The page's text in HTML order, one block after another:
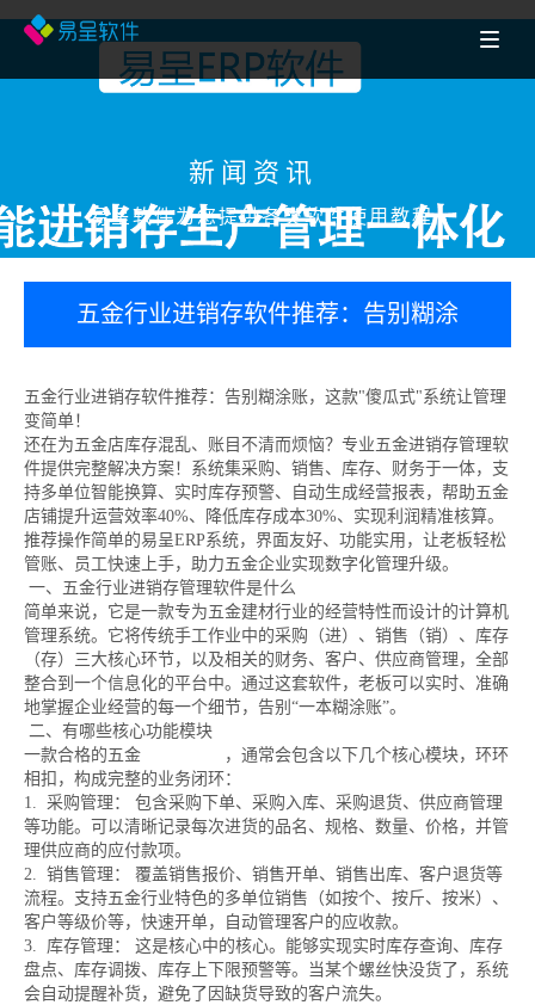
新闻资讯
易呈软件为您提供各类软件使用教程
五金行业进销存软件推荐：告别糊涂
五金行业进销存软件推荐：告别糊涂账，这款"傻瓜式"系统让管理
变简单！
还在为五金店库存混乱、账目不清而烦恼？专业五金进销存管理软
件提供完整解决方案！系统集采购、销售、库存、财务于一体，支
持多单位智能换算、实时库存预警、自动生成经营报表，帮助五金
店铺提升运营效率40%、降低库存成本30%、实现利润精准核算。
推荐操作简单的易呈ERP系统，界面友好、功能实用，让老板轻松
管账、员工快速上手，助力五金企业实现数字化管理升级。
一、五金行业进销存管理软件是什么
简单来说，它是一款专为五金建材行业的经营特性而设计的计算机
管理系统。它将传统手工作业中的采购（进）、销售（销）、库存
（存）三大核心环节，以及相关的财务、客户、供应商管理，全部
整合到一个信息化的平台中。通过这套软件，老板可以实时、准确
地掌握企业经营的每一个细节，告别“一本糊涂账”。
二、有哪些核心功能模块
一款合格的五金
，通常会包含以下几个核心模块，环环
相扣，构成完整的业务闭环：
1. 采购管理： 包含采购下单、采购入库、采购退货、供应商管理
等功能。可以清晰记录每次进货的品名、规格、数量、价格，并管
理供应商的应付款项。
2. 销售管理： 覆盖销售报价、销售开单、销售出库、客户退货等
流程。支持五金行业特色的多单位销售（如按个、按斤、按米）、
客户等级价等，快速开单，自动管理客户的应收款。
3. 库存管理： 这是核心中的核心。能够实现实时库存查询、库存
盘点、库存调拨、库存上下限预警等。当某个螺丝快没货了，系统
会自动提醒补货，避免了因缺货导致的客户流失。